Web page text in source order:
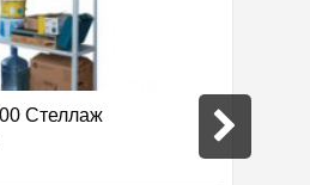
Стеллаж